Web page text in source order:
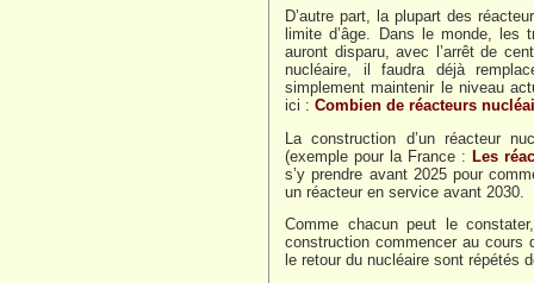
D’autre part, la plupart des
limite d’âge. Dans le monde,
auront disparu, avec l’arrêt de
nucléaire, il faudra déjà
simplement maintenir le niveau
ici :Combien de réacteurs
La construction d’un réacteur
(exemple pour la France : Les
s’y prendre avant 2025 pour
un réacteur en service avant 2030.
Comme chacun peut le
construction commencer au cours
le retour du nucléaire sont répétés